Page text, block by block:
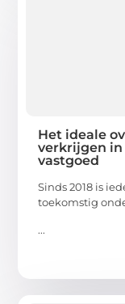
Het ideale
verkrijgen in
vastgoed
Sinds 2018 is
toekomstig
...